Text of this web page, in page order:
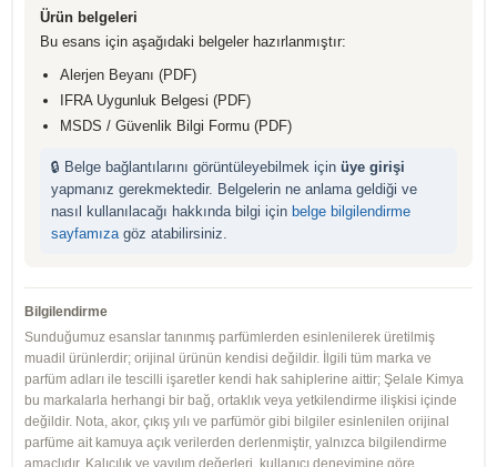
Ürün belgeleri
Bu esans için aşağıdaki belgeler hazırlanmıştır:
Alerjen Beyanı (PDF)
IFRA Uygunluk Belgesi (PDF)
MSDS / Güvenlik Bilgi Formu (PDF)
🔒 Belge bağlantılarını görüntüleyebilmek için üye girişi
yapmanız gerekmektedir. Belgelerin ne anlama geldiği ve
nasıl kullanılacağı hakkında bilgi için belge bilgilendirme
sayfamızagöz atabilirsiniz.
Bilgilendirme
Sunduğumuz esanslar tanınmış parfümlerden esinlenilerek üretilmiş
muadil ürünlerdir; orijinal ürünün kendisi değildir. İlgili tüm marka ve
parfüm adları ile tescilli işaretler kendi hak sahiplerine aittir; Şelale Kimya
bu markalarla herhangi bir bağ, ortaklık veya yetkilendirme ilişkisi içinde
değildir. Nota, akor, çıkış yılı ve parfümör gibi bilgiler esinlenilen orijinal
parfüme ait kamuya açık verilerden derlenmiştir, yalnızca bilgilendirme
amaçlıdır. Kalıcılık ve yayılım değerleri, kullanıcı deneyimine göre